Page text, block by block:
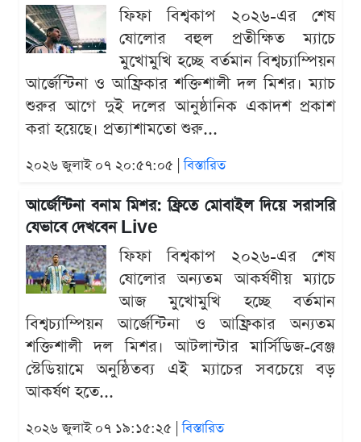
ফিফা বিশ্বকাপ ২০২৬-এর শেষ
ষোলোর বহুল প্রতীক্ষিত ম্যাচে
মুখোমুখি হচ্ছে বর্তমান বিশ্বচ্যাম্পিয়ন
আর্জেন্টিনা ও আফ্রিকার শক্তিশালী দল মিশর। ম্যাচ
শুরুর আগে দুই দলের আনুষ্ঠানিক একাদশ প্রকাশ
করা হয়েছে। প্রত্যাশামতো শুরু...
২০২৬ জুলাই ০৭ ২০:৫৭:০৫ |বিস্তারিত
আর্জেন্টিনা বনাম মিশর: ফ্রিতে মোবাইল দিয়ে সরাসরি
যেভাবে দেখবেন Live
ফিফা বিশ্বকাপ ২০২৬-এর শেষ
ষোলোর অন্যতম আকর্ষণীয় ম্যাচে
আজ মুখোমুখি হচ্ছে বর্তমান
বিশ্বচ্যাম্পিয়ন আর্জেন্টিনা ও আফ্রিকার অন্যতম
শক্তিশালী দল মিশর। আটলান্টার মার্সিডিজ-বেঞ্জ
স্টেডিয়ামে অনুষ্ঠিতব্য এই ম্যাচের সবচেয়ে বড়
আকর্ষণ হতে...
২০২৬ জুলাই ০৭ ১৯:১৫:২৫ |বিস্তারিত